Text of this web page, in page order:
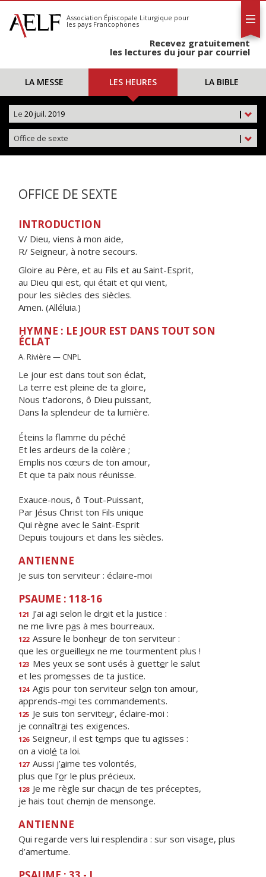
S'abonner
Calendrier
Association Épiscopale Liturgique pour
les pays Francophones
Recevez gratuitement
les lectures du jour par courriel
LA MESSE LES HEURES LA BIBLE
|
Le 20 juil. 2019
|
Office de sexte
OFFICE DE SEXTE
INTRODUCTION
V/ Dieu, viens à mon aide,
R/ Seigneur, à notre secours.
Gloire au Père, et au Fils et au Saint-Esprit,
au Dieu qui est, qui était et qui vient,
pour les siècles des siècles.
Amen. (Alléluia.)
HYMNE : LE JOUR EST DANS TOUT SON
ÉCLAT
A. Rivière — CNPL
Le jour est dans tout son éclat,
La terre est pleine de ta gloire,
Nous t'adorons, ô Dieu puissant,
Dans la splendeur de ta lumière.
Éteins la flamme du péché
Et les ardeurs de la colère ;
Emplis nos cœurs de ton amour,
Et que ta paix nous réunisse.
Exauce-nous, ô Tout-Puissant,
Par Jésus Christ ton Fils unique
Qui règne avec le Saint-Esprit
Depuis toujours et dans les siècles.
ANTIENNE
Je suis ton serviteur : éclaire-moi
PSAUME : 118-16
121 J’ai agi selon le droit et la justice :
ne me livre pas à mes bourreaux.
122 Assure le bonheur de ton serviteur :
que les orgueilleux ne me tourmentent plus !
123 Mes yeux se sont usés à guetter le salut
et les promesses de ta justice.
124 Agis pour ton serviteur selon ton amour,
apprends-moi tes commandements.
125 Je suis ton serviteur, éclaire-moi :
je connaîtrai tes exigences.
126 Seigneur, il est temps que tu agisses :
on a violé ta loi.
127 Aussi j’aime tes volontés,
plus que l’or le plus précieux.
128 Je me règle sur chacun de tes préceptes,
je hais tout chemin de mensonge.
ANTIENNE
Qui regarde vers lui resplendira : sur son visage, plus
d’amertume.